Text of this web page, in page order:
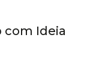
com Ideia